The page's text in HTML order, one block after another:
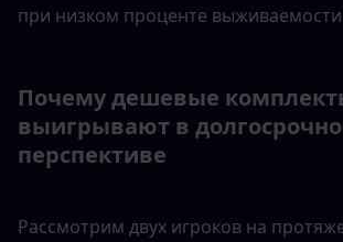
при низком проценте
Почему дешевые
выигрывают в
перспективе
Рассмотрим двух игроков на